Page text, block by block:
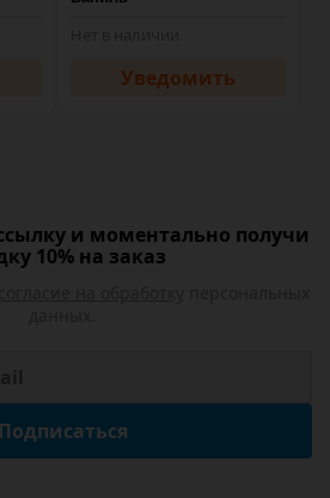
Уведомить
и моментально получи
10% на заказ
Подписаться